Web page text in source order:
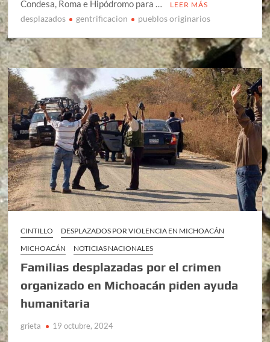
Condesa, Roma e Hipódromo para … LEER MÁS
desplazados gentrificacion pueblos originarios
CINTILLO
DESPLAZADOS POR VIOLENCIA EN MICHOACÁN
MICHOACÁN
NOTICIAS NACIONALES
Familias desplazadas por el crimen
organizado en Michoacán piden ayuda
humanitaria
grieta 19 octubre, 2024